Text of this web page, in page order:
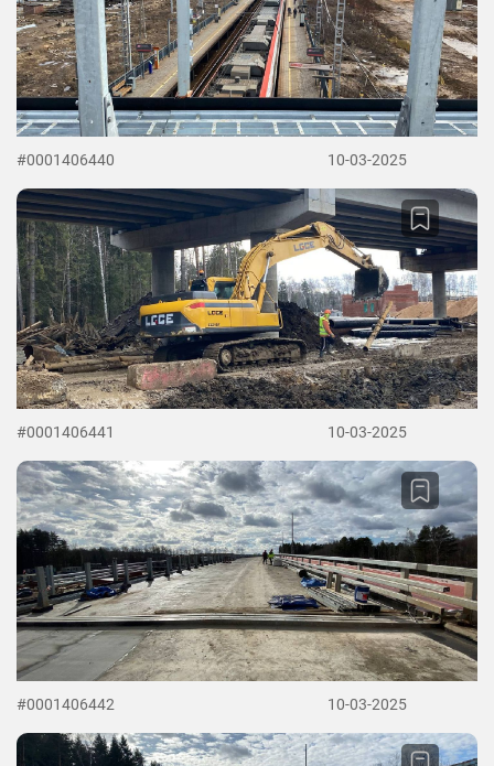
#0001406440 10-03-2025
#0001406441 10-03-2025
#0001406442 10-03-2025